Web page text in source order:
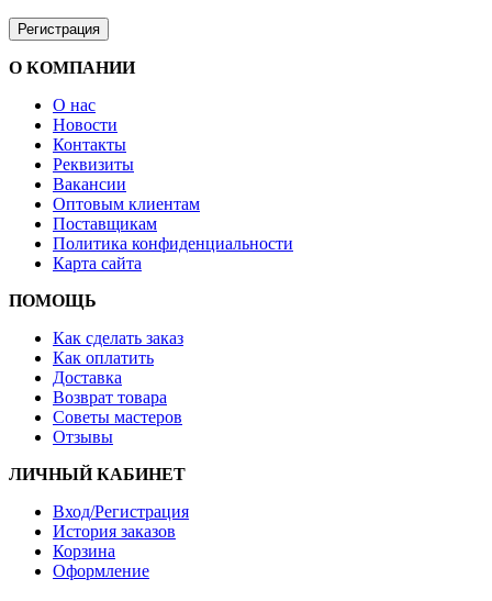
Регистрация
О КОМПАНИИ
О нас
Новости
Контакты
Реквизиты
Вакансии
Оптовым клиентам
Поставщикам
Политика конфиденциальности
Карта сайта
ПОМОЩЬ
Как сделать заказ
Как оплатить
Доставка
Возврат товара
Советы мастеров
Отзывы
ЛИЧНЫЙ КАБИНЕТ
Вход/Регистрация
История заказов
Корзина
Оформление